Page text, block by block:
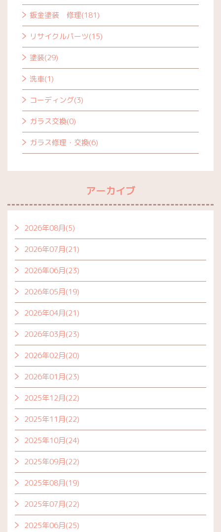
鈑金塗装 修理(181)
リサイクルパーツ(15)
塗装(29)
洗車(1)
コーディング(3)
ガラス交換(0)
ガラス修理・交換(6)
アーカイブ
2026年08月(5)
2026年07月(21)
2026年06月(23)
2026年05月(19)
2026年04月(21)
2026年03月(23)
2026年02月(20)
2026年01月(23)
2025年12月(22)
2025年11月(22)
2025年10月(24)
2025年09月(22)
2025年08月(19)
2025年07月(22)
2025年06月(25)